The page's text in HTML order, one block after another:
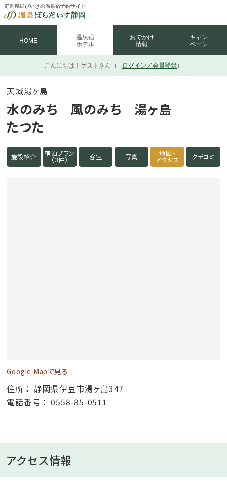
静岡県民びいきの温泉宿予約サイト
HOME
温泉宿
ホテル
おでかけ
情報
キャン
ペーン
こんにちは！ ゲストさん（ ログイン／会員登録）
天城湯ヶ島
水のみち 風のみち 湯ヶ島
たつた
施設紹介 宿泊プラン
（3件） 客室 写真 地図・
アクセス クチコミ
Google Mapで見る
住所
静岡県伊豆市湯ヶ島347
電話番号
0558-85-0511
アクセス情報